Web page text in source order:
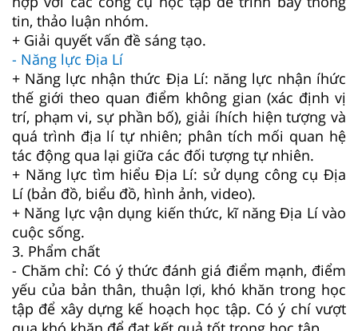
tin, thảo luận nhóm.
+ Giải quyết vấn đề sáng tạo.
- Năng lực Địa Lí
+ Năng lực nhận thức Địa Lí: năng lực nhận íhức
thế giới theo quan điểm không gian (xác định vị
trí, phạm vi, sự phần bố), giải íhích hiện tượng và
quá trình địa lí tự nhiên; phân tích mối quan hệ
tác động qua lại giữa các đối tượng tự nhiên.
+ Năng lực tìm hiểu Địa Lí: sử dụng công cụ Địa
Lí (bản đồ, biểu đồ, hình ảnh, video).
+ Năng lực vận dụng kiến thức, kĩ năng Địa Lí vào
cuộc sống.
3. Phẩm chất
- Chăm chỉ: Có ý thức đánh giá điểm mạnh, điểm
yếu của bản thân, thuận lợi, khó khăn trong học
tập để xây dựng kế hoạch học tập. Có ý chí vượt